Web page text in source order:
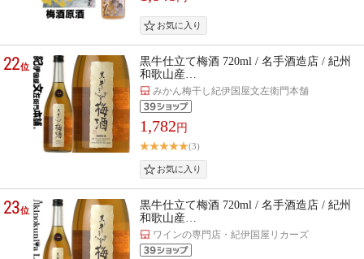
22位
黒牛仕立て梅酒 720ml / 名手酒造店 / 紀州
和歌山産…
みかん梅干し紀伊国屋文左衛門本舗
1,782 円
(3)
23位
黒牛仕立て梅酒 720ml / 名手酒造店 / 紀州
和歌山産…
ワインの専門店・紀伊国屋リカーズ